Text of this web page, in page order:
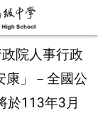
院人事行政
康」－全國公
於113年3月